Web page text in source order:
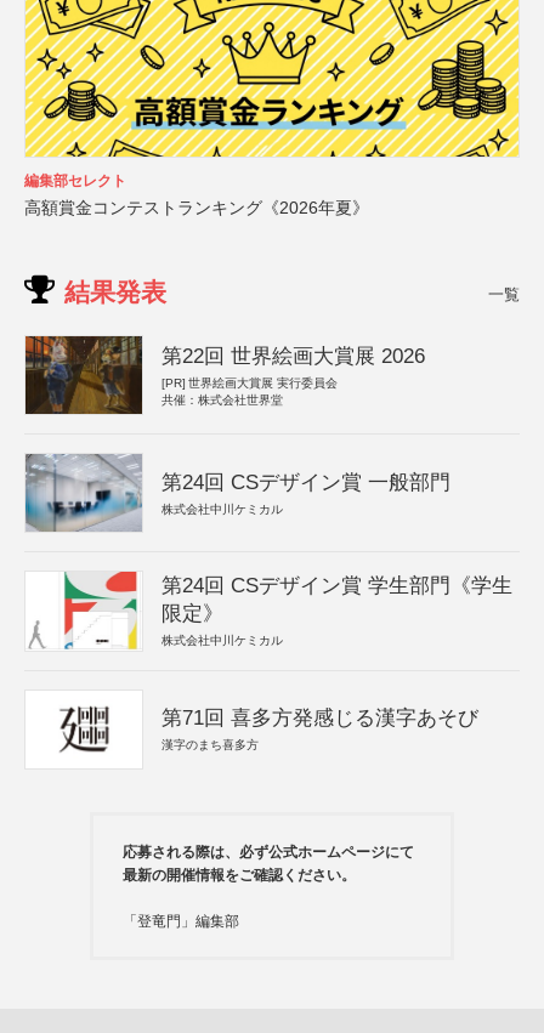
編集部セレクト
高額賞金コンテストランキング《2026年夏》
結果発表 一覧
第22回 世界絵画大賞展 2026
[PR] 世界絵画大賞展 実行委員会
共催：株式会社世界堂
第24回 CSデザイン賞 一般部門
株式会社中川ケミカル
第24回 CSデザイン賞 学生部門《学生
限定》
株式会社中川ケミカル
第71回 喜多方発感じる漢字あそび
漢字のまち喜多方
応募される際は、必ず公式ホームページにて
最新の開催情報をご確認ください。
「登竜門」編集部